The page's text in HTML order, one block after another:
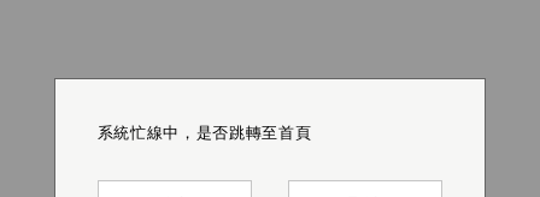
系統忙線中，是否跳轉至首頁
系統忙線中，是否跳轉至首頁
系統忙線中，是否跳轉至首頁
系統忙線中，是否跳轉至首頁
系統忙線中，是否跳轉至首頁